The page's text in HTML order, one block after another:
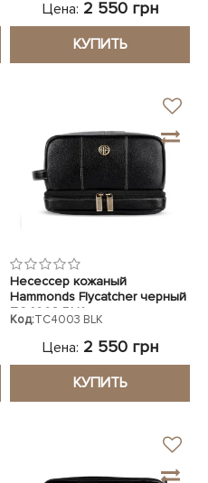
Цена: 2 550 грн
КУПИТЬ
Несессер кожаный
Hammonds Flycatcher черный
TC4003 BLK
Код:TC4003 BLK
Цена: 2 550 грн
КУПИТЬ